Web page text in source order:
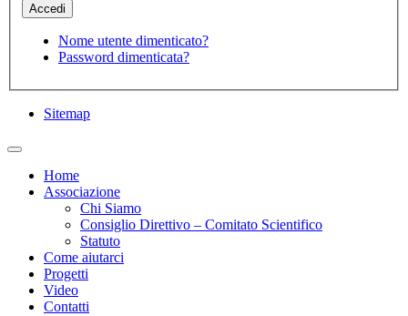
Nome utente dimenticato?
Password dimenticata?
Sitemap
Home
Associazione
Chi Siamo
Consiglio Direttivo – Comitato Scientifico
Statuto
Come aiutarci
Progetti
Video
Contatti